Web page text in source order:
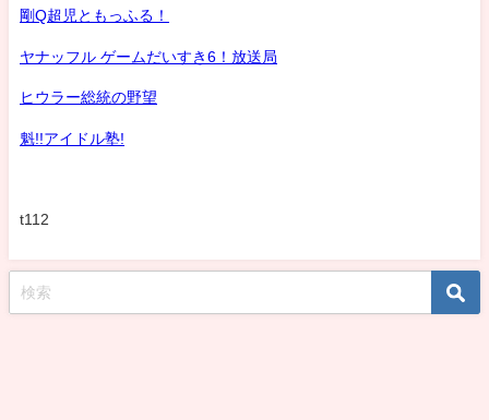
剛Q超児ともっふる！
ヤナッフル ゲームだいすき6！放送局
ヒウラー総統の野望
魁!!アイドル塾!
t112